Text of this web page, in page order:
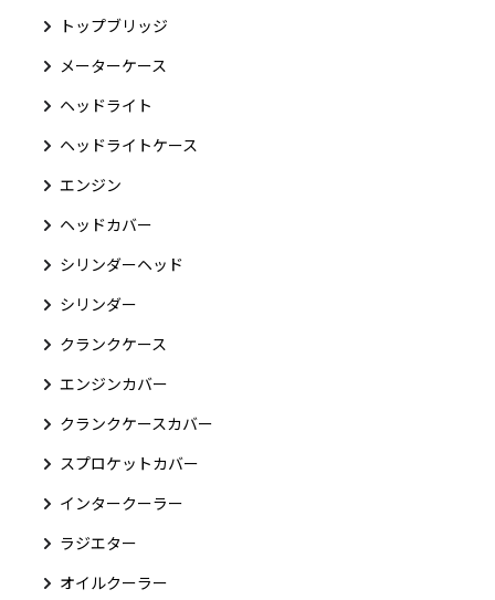
トップブリッジ
メーターケース
ヘッドライト
ヘッドライトケース
エンジン
ヘッドカバー
シリンダーヘッド
シリンダー
クランクケース
エンジンカバー
クランクケースカバー
スプロケットカバー
インタークーラー
ラジエター
オイルクーラー